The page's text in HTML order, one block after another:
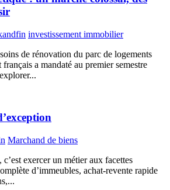
investissement immobilier
de rénovation du parc de logements
a mandaté au premier semestre
Marchand de biens
exercer un métier aux facettes
d’immeubles, achat-revente rapide